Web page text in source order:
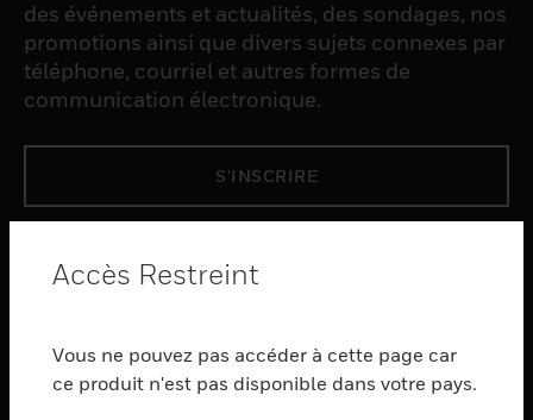
des événements et actualités, des sondages, nos
promotions ainsi que divers sujets connexes par
téléphone, courriel et autres formes de
communication électronique.
S'INSCRIRE
toggle view
SERVICES
Accès Restreint
Vous ne pouvez pas accéder à cette page car
ce produit n'est pas disponible dans votre pays.